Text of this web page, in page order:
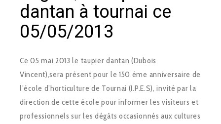
dantan à tournai ce
05/05/2013
Ce 05 mai 2013 le taupier dantan (Dubois
Vincent),sera présent pour le 150 éme anniversaire de
l’école d’horticulture de Tournai (I.P.E.S), invité par la
direction de cette école pour informer les visiteurs et
professionnels sur les dégâts occasionnés aux cultures